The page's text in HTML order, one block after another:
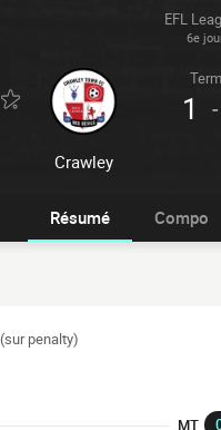
EFL
6e
Crawley
1 -
Résumé Compo
(sur penalty)
MT